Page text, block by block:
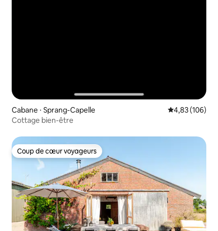
Cabane ⋅ Sprang-Capelle Évaluation
4,83 (106)
Cottage bien-être
Coup de cœur voyageurs
Coup de cœur voyageurs